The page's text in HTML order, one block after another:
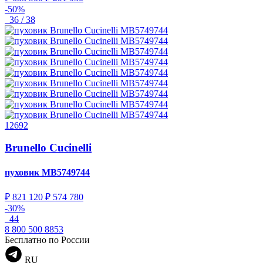
-50%
36 / 38
12692
Brunello Cucinelli
пуховик MB5749744
₽ 821 120 ₽ 574 780
-30%
44
8 800 500 8853
Бесплатно по России
RU